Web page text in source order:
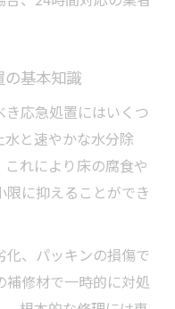
基本知識
応急処置にはいくつ
と速やかな水分除
れにより床の腐食や
に抑えることができ
、パッキンの損傷で
補修材で一時的に対処